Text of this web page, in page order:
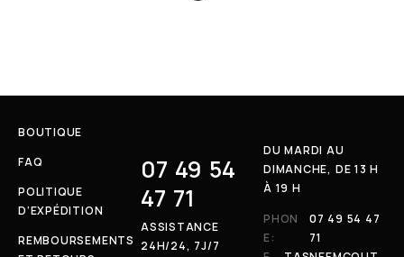
BOUTIQUE
FAQ
POLITIQUE
D’EXPÉDITION
REMBOURSEMENTS
07 49 54
47 71
ASSISTANCE
24H/24, 7J/7
DU MARDI AU
DIMANCHE, DE 13 H
À 19 H
PHON
E:
07 49 54 47
71